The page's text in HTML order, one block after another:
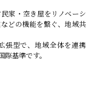
家・空き屋をリノベーシ
どの機能を繋ぐ、地域共
張型で、地域全体を連携
基準です。